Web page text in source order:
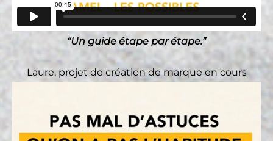
“Un guide étape par étape.”
Laure, projet de création de marque en cours